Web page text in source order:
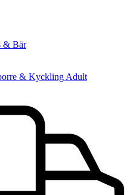
& Bär
& Kyckling Adult